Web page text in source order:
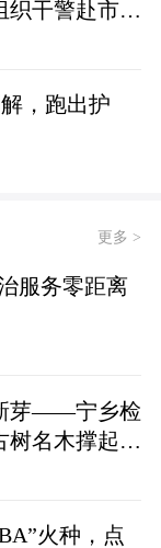
干警赴市禁
习
，跑出护
更多 >
服务零距离
芽——宁乡检
树名木撑起法
火种，点